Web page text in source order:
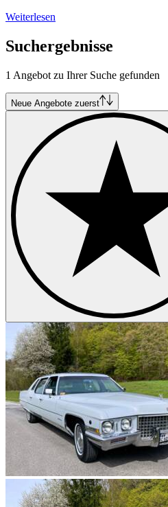
Weiterlesen
Suchergebnisse
1 Angebot zu Ihrer Suche gefunden
Neue Angebote zuerst